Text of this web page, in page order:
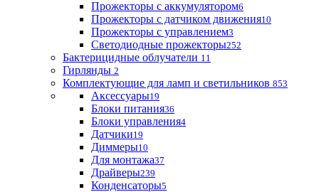
Прожекторы с аккумулятором6
Прожекторы с датчиком движения10
Прожекторы с управлением3
Светодиодные прожекторы252
Бактерицидные облучатели 11
Гирлянды 2
Комплектующие для ламп и светильников 853
Аксессуары19
Блоки питания36
Блоки управления4
Датчики19
Диммеры10
Для монтажа37
Драйверы239
Конденсаторы5